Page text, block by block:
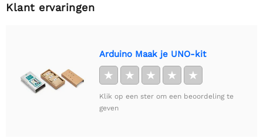
Klant ervaringen
Arduino Maak je UNO-kit
★ ★ ★ ★ ★
Klik op een ster om een beoordeling te
geven